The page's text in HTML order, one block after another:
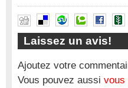
Laissez un avis!
Ajoutez votre
Vous pouvez aussi vous